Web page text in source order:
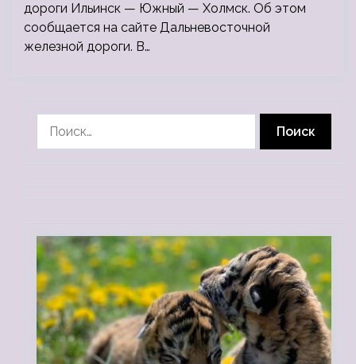
дороги Ильинск — Южный — Холмск. Об этом
сообщается на сайте Дальневосточной
железной дороги. В…